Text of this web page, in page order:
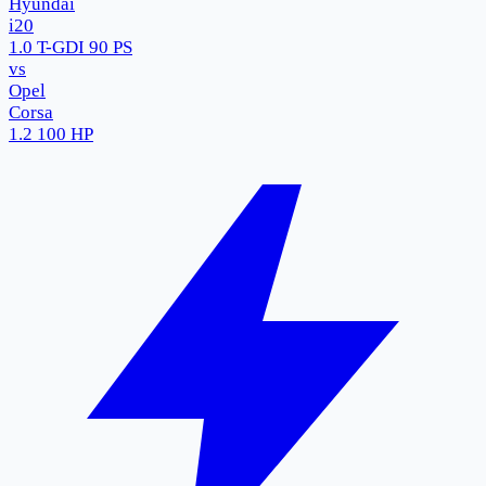
i20
1.0 T-GDI 90 PS
vs
Opel
Corsa
1.2 100 HP